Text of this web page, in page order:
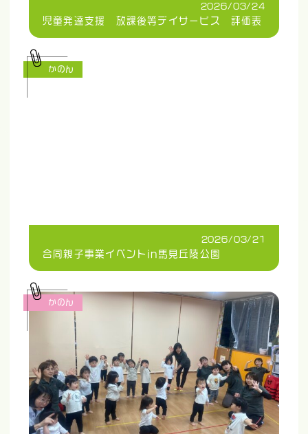
2026/03/24
児童発達支援 放課後等デイサービス 評価表
2026/03/21
合同親子事業イベントin馬見丘陵公園
かのん
かのん